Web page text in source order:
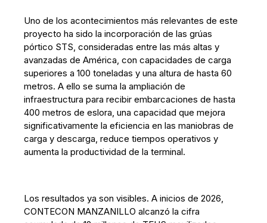
Uno de los acontecimientos más relevantes de este
proyecto ha sido la incorporación de las grúas
pórtico STS, consideradas entre las más altas y
avanzadas de América, con capacidades de carga
superiores a 100 toneladas y una altura de hasta 60
metros. A ello se suma la ampliación de
infraestructura para recibir embarcaciones de hasta
400 metros de eslora, una capacidad que mejora
significativamente la eficiencia en las maniobras de
carga y descarga, reduce tiempos operativos y
aumenta la productividad de la terminal.
Los resultados ya son visibles. A inicios de 2026,
CONTECON MANZANILLO alcanzó la cifra